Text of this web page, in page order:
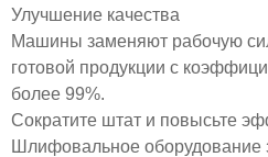
Улучшение качества
Машины заменяют рабочую
готовой продукции с
более 99%.
Сократите штат и повысьте
Шлифовальное оборудование